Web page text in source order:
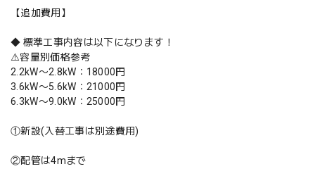
【追加費用】
◆ 標準工事内容は以下になります！
⚠️容量別価格参考
2.2kW〜2.8kW：18000円
3.6kW〜5.6kW：21000円
6.3kW〜9.0kW：25000円
①新設(入替工事は別途費用)
②配管は4mまで